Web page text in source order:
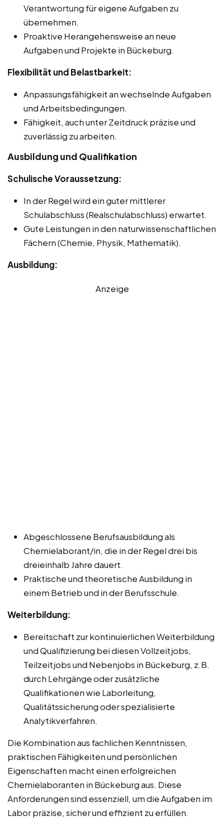
Verantwortung für eigene Aufgaben zu
übernehmen.
Proaktive Herangehensweise an neue
Aufgaben und Projekte in Bückeburg.
Flexibilität und Belastbarkeit:
Anpassungsfähigkeit an wechselnde Aufgaben
und Arbeitsbedingungen.
Fähigkeit, auch unter Zeitdruck präzise und
zuverlässig zu arbeiten.
Ausbildung und Qualifikation
Schulische Voraussetzung:
In der Regel wird ein guter mittlerer
Schulabschluss (Realschulabschluss) erwartet.
Gute Leistungen in den naturwissenschaftlichen
Fächern (Chemie, Physik, Mathematik).
Ausbildung:
Anzeige
Abgeschlossene Berufsausbildung als
Chemielaborant/in, die in der Regel drei bis
dreieinhalb Jahre dauert.
Praktische und theoretische Ausbildung in
einem Betrieb und in der Berufsschule.
Weiterbildung:
Bereitschaft zur kontinuierlichen Weiterbildung
und Qualifizierung bei diesen Vollzeitjobs,
Teilzeitjobs und Nebenjobs in Bückeburg, z.B.
durch Lehrgänge oder zusätzliche
Qualifikationen wie Laborleitung,
Qualitätssicherung oder spezialisierte
Analytikverfahren.
Die Kombination aus fachlichen Kenntnissen,
praktischen Fähigkeiten und persönlichen
Eigenschaften macht einen erfolgreichen
Chemielaboranten in Bückeburg aus. Diese
Anforderungen sind essenziell, um die Aufgaben im
Labor präzise, sicher und effizient zu erfüllen.